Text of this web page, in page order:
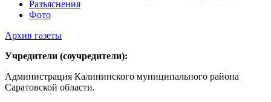
Разъяснения
Фото
Архив газеты
Учредители (соучредители):
Администрация Калининского муниципального района
Саратовской области.